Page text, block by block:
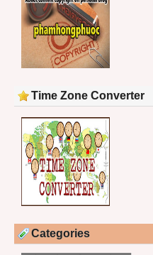
Time Zone Converter
Categories